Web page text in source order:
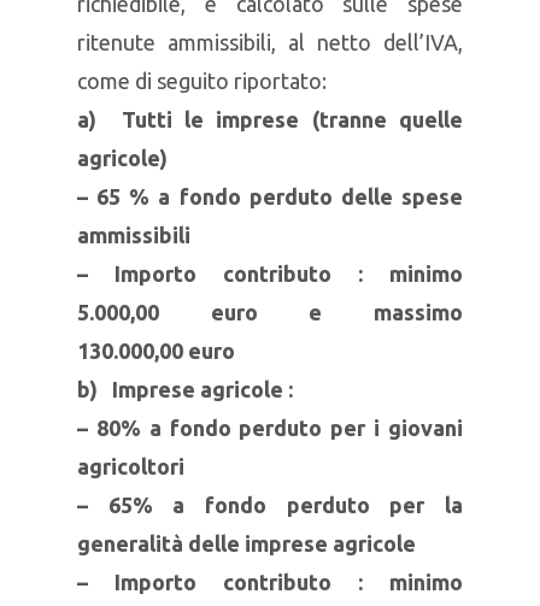
ritenute ammissibili, al netto dell’IVA,
come di seguito riportato:
a) Tutti le imprese (tranne quelle
agricole)
– 65 % a fondo perduto delle spese
ammissibili
– Importo contributo : minimo
5.000,00 euro e massimo
130.000,00 euro
b) Imprese agricole :
– 80% a fondo perduto per i giovani
agricoltori
– 65% a fondo perduto per la
generalità delle imprese agricole
– Importo contributo : minimo